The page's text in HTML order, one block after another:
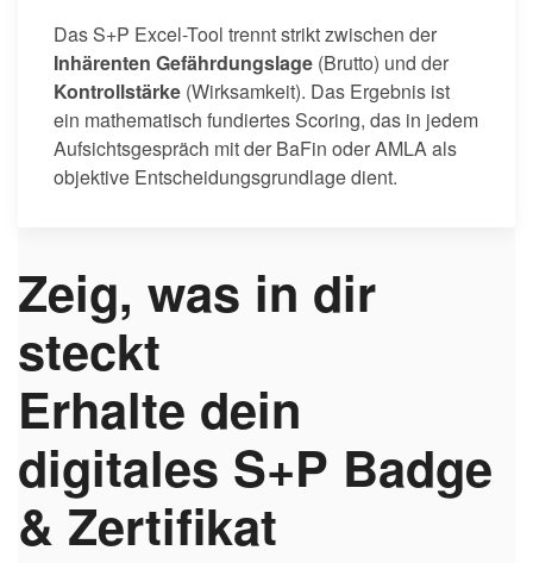
Das S+P Excel-Tool trennt strikt zwischen der
Inhärenten Gefährdungslage (Brutto) und der
Kontrollstärke (Wirksamkeit). Das Ergebnis ist
ein mathematisch fundiertes Scoring, das in jedem
Aufsichtsgespräch mit der BaFin oder AMLA als
objektive Entscheidungsgrundlage dient.
Zeig, was in dir
steckt
Erhalte dein
digitales S+P Badge
& Zertifikat